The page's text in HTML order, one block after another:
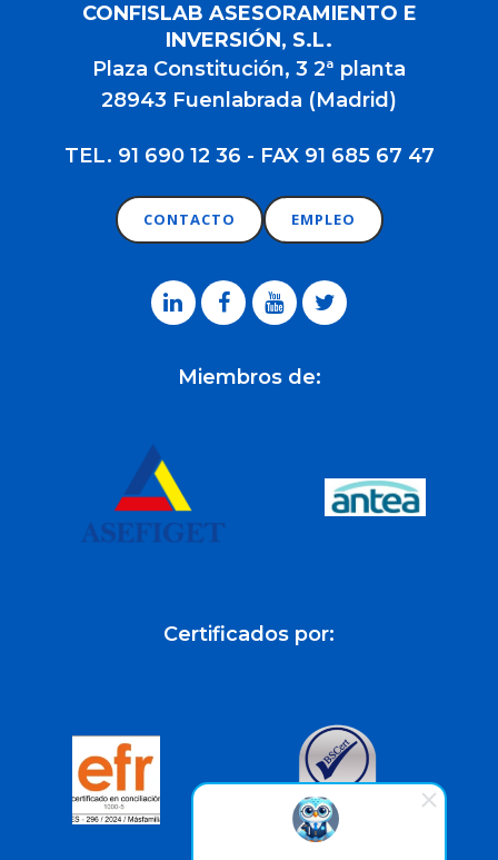
CONFISLAB ASESORAMIENTO E
INVERSIÓN, S.L.
Plaza Constitución, 3 2ª planta
28943 Fuenlabrada (Madrid)
TEL. 91 690 12 36 - FAX 91 685 67 47
CONTACTO EMPLEO
Miembros de:
Certificados por: